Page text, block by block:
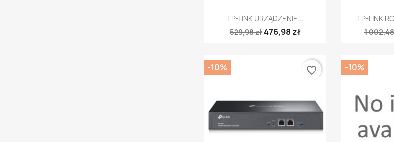
 Szybki podgląd
TP-LINK URZĄDZENIE...
529,98 zł476,98 zł

TP-LINK
1
-10% favorite_border -10%